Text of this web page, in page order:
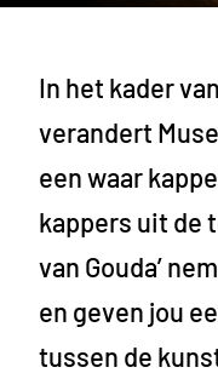
In het kader
verandert
een waar
kappers uit de
van Gouda’
en geven jou
tussen de